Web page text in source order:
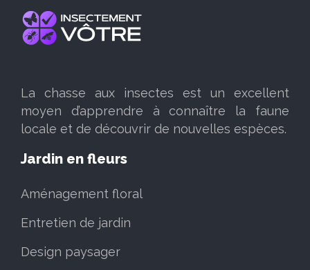
La chasse aux insectes est un excellent
moyen d’apprendre à connaître la faune
locale et de découvrir de nouvelles espèces.
Jardin en fleurs
Aménagement floral
Entretien de jardin
Design paysager